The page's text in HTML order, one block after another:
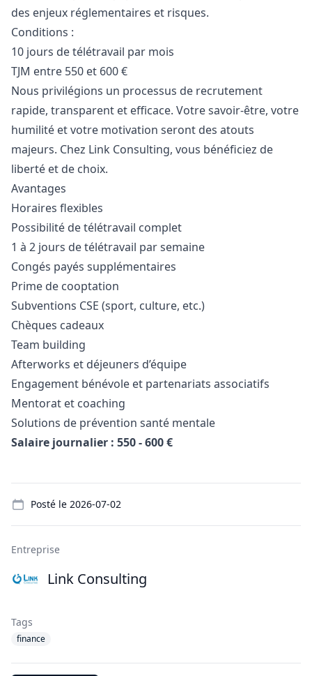
des enjeux réglementaires et risques.
Conditions :
10 jours de télétravail par mois
TJM entre 550 et 600 €
Nous privilégions un processus de recrutement
rapide, transparent et efficace. Votre savoir-être, votre
humilité et votre motivation seront des atouts
majeurs. Chez Link Consulting, vous bénéficiez de
liberté et de choix.
Avantages
Horaires flexibles
Possibilité de télétravail complet
1 à 2 jours de télétravail par semaine
Congés payés supplémentaires
Prime de cooptation
Subventions CSE (sport, culture, etc.)
Chèques cadeaux
Team building
Afterworks et déjeuners d’équipe
Engagement bénévole et partenariats associatifs
Mentorat et coaching
Solutions de prévention santé mentale
Salaire journalier : 550 - 600 €
Posté le 2026-07-02
Entreprise
Link Consulting
Tags
finance